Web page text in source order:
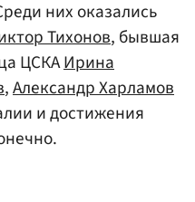
них оказались
Тихонов, бывшая
ЦСКАИрина
,Александр Харламов
и достижения